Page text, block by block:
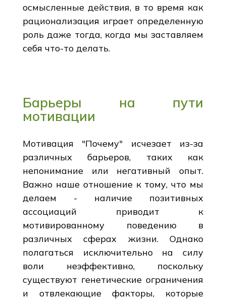
осмысленные действия, в то время как
рационализация играет определенную
роль даже тогда, когда мы заставляем
себя что-то делать.
Барьеры на пути
мотивации
Мотивация "Почему" исчезает из-за
различных барьеров, таких как
непонимание или негативный опыт.
Важно наше отношение к тому, что мы
делаем - наличие позитивных
ассоциаций приводит к
мотивированному поведению в
различных сферах жизни. Однако
полагаться исключительно на силу
воли неэффективно, поскольку
существуют генетические ограничения
и отвлекающие факторы, которые